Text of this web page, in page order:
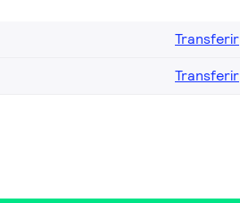
Transferir
Transferir